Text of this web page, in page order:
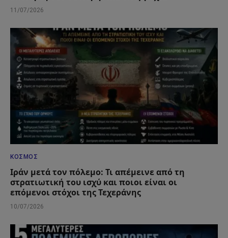
11/07/2026
ΚΌΣΜΟΣ
Ιράν μετά τον πόλεμο: Τι απέμεινε από τη
στρατιωτική του ισχύ και ποιοι είναι οι
επόμενοι στόχοι της Τεχεράνης
10/07/2026